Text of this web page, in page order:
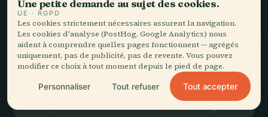
Le voyage lent,
bien raconté.
Une petite demande au sujet des cookies.
UE · RGPD
Les cookies strictement nécessaires assurent la navigation.
Les cookies d'analyse (PostHog, Google Analytics) nous
aident à comprendre quelles pages fonctionnent — agrégés
uniquement, pas de publicité, pas de revente. Vous pouvez
modifier ce choix à tout moment depuis le pied de page.
Personnaliser Tout refuser Tout accepter